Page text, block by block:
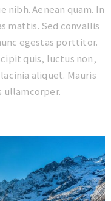
nibh. Aenean quam. In
mattis. Sed convallis
egestas porttitor.
quis, luctus non,
aliquet. Mauris
ullamcorper.